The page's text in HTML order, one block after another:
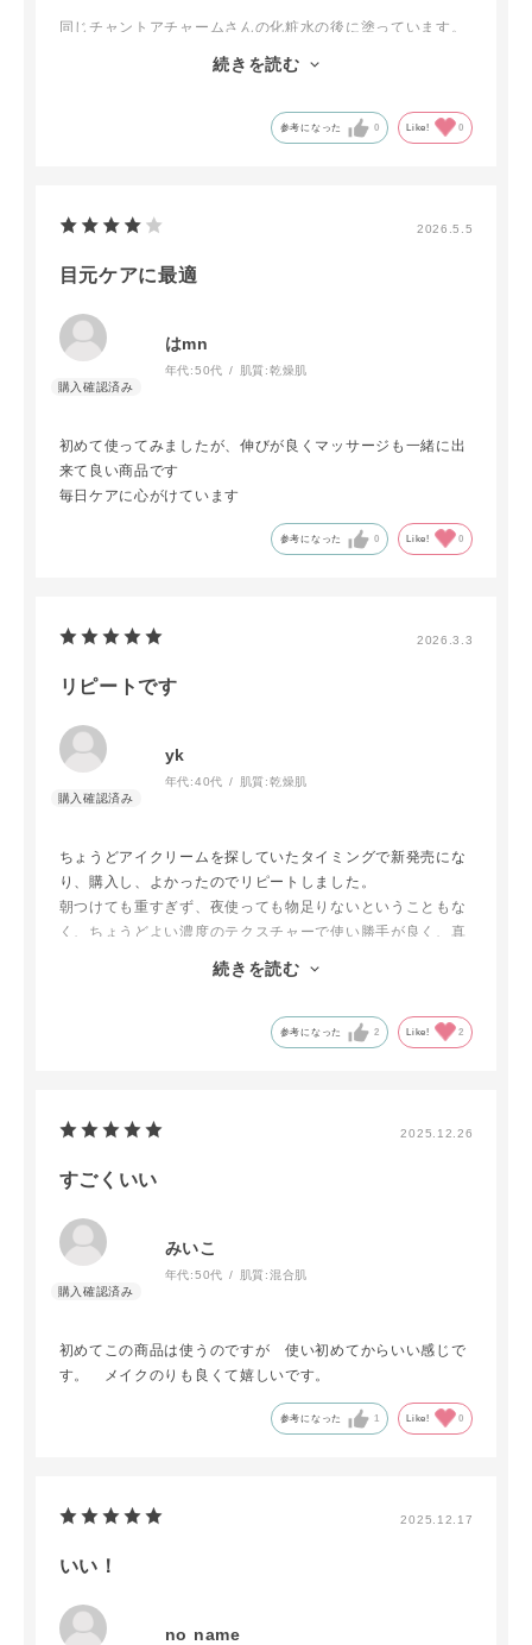
同じチャントアチャームさんの化粧水の後に塗っています。
まだ使用し始めて日が浅いので何とも言えませんが、塗った
後、うるおいでふっくらとして、目元にハリ感があるような
続きを読む
参考になった 0 Like! 0
2026.5.5
目元ケアに最適
はmn
年代:50代 肌質:乾燥肌
初めて使ってみましたが、伸びが良くマッサージも一緒に出
来て良い商品です
毎日ケアに心がけています
参考になった 0 Like! 0
2026.3.3
リピートです
yk
年代:40代 肌質:乾燥肌
ちょうどアイクリームを探していたタイミングで新発売にな
り、購入し、よかったのでリピートしました。
朝つけても重すぎず、夜使っても物足りないということもな
く、ちょうどよい濃度のテクスチャーで使い勝手が良く、真
冬の乾燥しがちな目元もしっかり守ってくれる頼もしさがあ
ります。成分にこだわりを持つチャントアチャームさんなら
個人的には、アプリケーターは衛生的な観点からどうなのか
続きを読む
参考になった 2 Like! 2
2025.12.26
すごくいい
みいこ
年代:50代 肌質:混合肌
初めてこの商品は使うのですが 使い初めてからいい感じで
す。 メイクのりも良くて嬉しいです。
参考になった 1 Like! 0
2025.12.17
いい！
no name